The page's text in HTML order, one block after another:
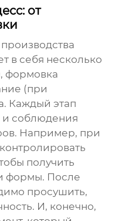
от
в себя несколько
формовка
(при
Каждый этап
и соблюдения
Например, при
получить
формы. После
просушить,
И, конечно,